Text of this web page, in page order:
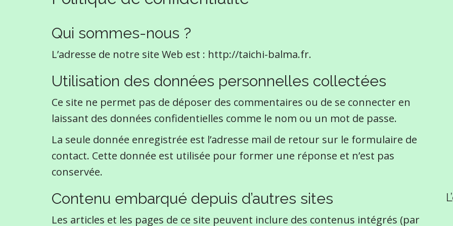
Qui sommes-nous ?
L’adresse de notre site Web est : http://taichi-balma.fr.
Utilisation des données personnelles collectées
Ce site ne permet pas de déposer des commentaires ou de se connecter en
laissant des données confidentielles comme le nom ou un mot de passe.
La seule donnée enregistrée est l’adresse mail de retour sur le formulaire de
contact. Cette donnée est utilisée pour former une réponse et n’est pas
conservée.
Contenu embarqué depuis d’autres sites
Les articles et les pages de ce site peuvent inclure des contenus intégrés (par